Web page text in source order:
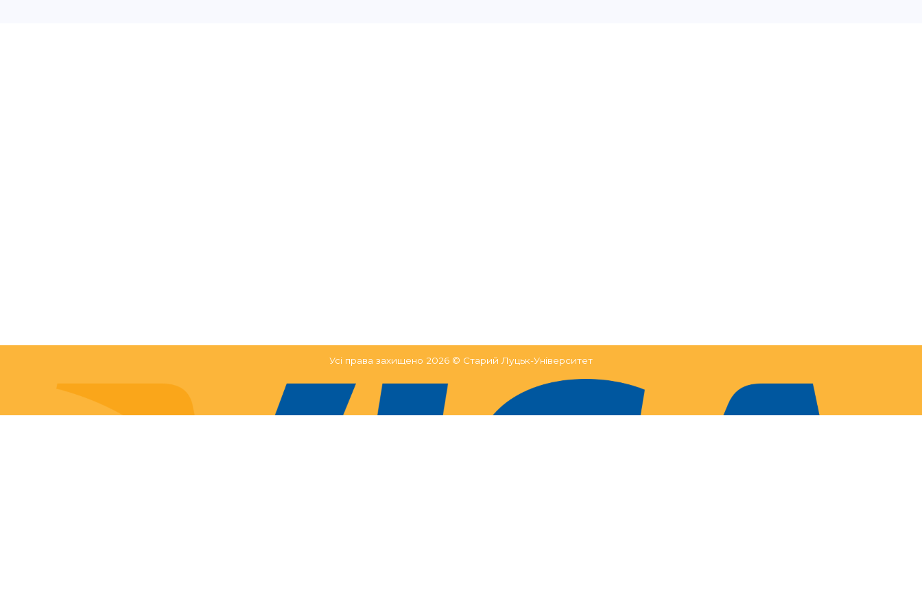
Усі права захищено 2026 © Старий Луцьк-Університет